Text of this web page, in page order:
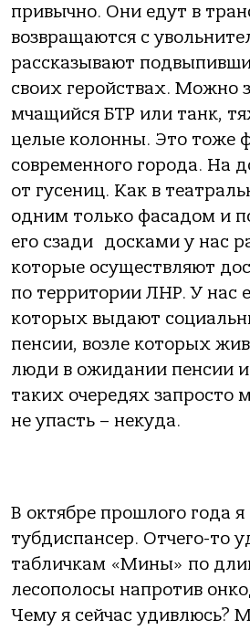
привычно. Они едут в
возвращаются с
рассказывают
своих геройствах. Можно
мчащийся БТР или танк,
целые колонны. Это тоже
современного города. На
от гусениц. Как в
одним только фасадом и
его сзади досками у нас
которые осуществляют
по территории ЛНР. У нас
которых выдают
пенсии, возле которых
люди в ожидании пенсии
таких очередях
не упасть – некуда.
В октябре прошлого года
тубдиспансер. Отчего-то
табличкам «Мины» по
лесополосы напротив
Чему я сейчас удивлюсь?